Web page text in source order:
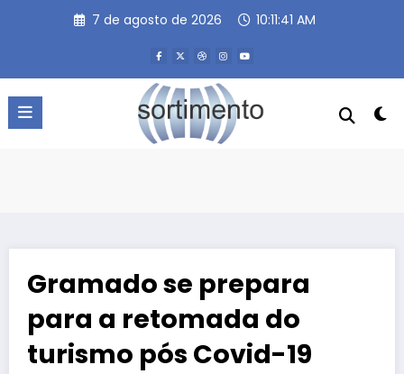
7 de agosto de 2026 10:11:41 AM
Gramado se prepara
para a retomada do
turismo pós Covid-19